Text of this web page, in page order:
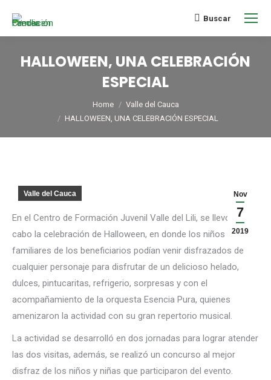
Buscar
HALLOWEEN, UNA CELEBRACIÓN
ESPECIAL
Home
Valle del Cauca
HALLOWEEN, UNA CELEBRACIÓN ESPECIAL
Nov
7
2019
Valle del Cauca
En el Centro de Formación Juvenil Valle del Lili, se llevó a
cabo la celebración de Halloween, en donde los niños y
familiares de los beneficiarios podían venir disfrazados de
cualquier personaje para disfrutar de un delicioso helado,
dulces, pintucaritas, refrigerio, sorpresas y con el
acompañamiento de la orquesta Esencia Pura, quienes
amenizaron la actividad con su gran repertorio musical.
La actividad se desarrolló en dos jornadas para lograr atender
las dos visitas, además, se realizó un concurso al mejor
disfraz de los niños y niñas que participaron del evento.